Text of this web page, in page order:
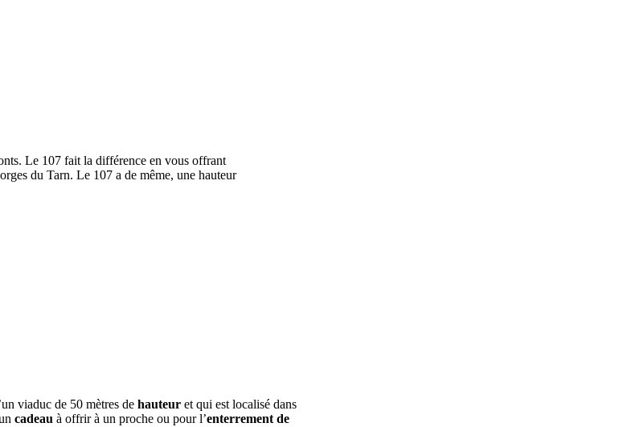
Le 107 fait la différence en vous offrant
du Tarn. Le 107 a de même, une hauteur
viaduc de 50 mètres de hauteur et qui est localisé dans
cadeau à offrir à un proche ou pour l’enterrement de